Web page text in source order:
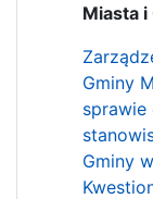
Miasta
Gminy
sprawie
Gminy